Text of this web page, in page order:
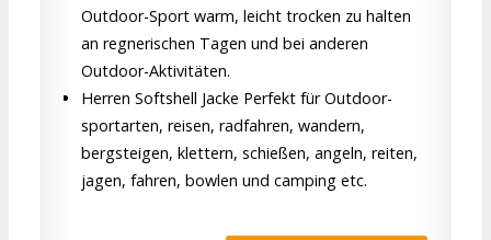
Outdoor-Sport warm, leicht trocken zu halten
an regnerischen Tagen und bei anderen
Outdoor-Aktivitäten.
Herren Softshell Jacke Perfekt für Outdoor-
sportarten, reisen, radfahren, wandern,
bergsteigen, klettern, schießen, angeln, reiten,
jagen, fahren, bowlen und camping etc.